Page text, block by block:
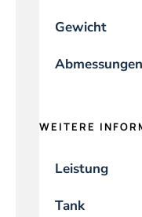
Gewicht
Abmessungen
WEITERE
Leistung
Tank